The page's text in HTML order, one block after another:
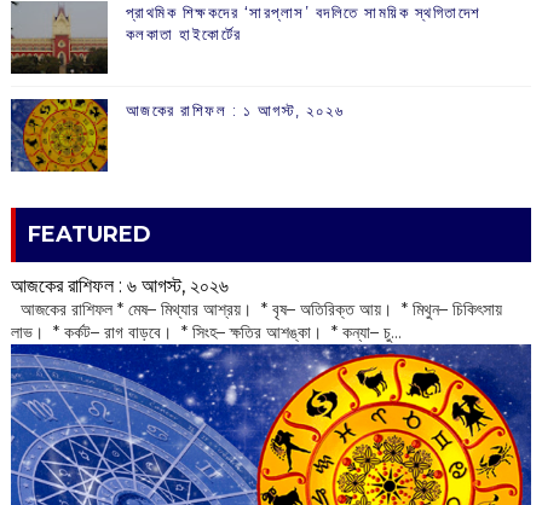
প্রাথমিক শিক্ষকদের ‘সারপ্লাস’ বদলিতে সাময়িক স্থগিতাদেশ
কলকাতা হাইকোর্টের
আজকের রাশিফল :‌ ‌‌১ আগস্ট, ২০২৬
FEATURED
আজকের রাশিফল :‌ ‌‌৬ আগস্ট, ২০২৬
‌ আজকের রাশিফল * মেষ– মিথ্যার আশ্রয়। * বৃষ– অতিরিক্ত আয়। * মিথুন– চিকিৎসায়
লাভ। * কর্কট– রাগ বাড়বে। * সিংহ– ক্ষতির আশঙ্কা। * কন্যা– চু...